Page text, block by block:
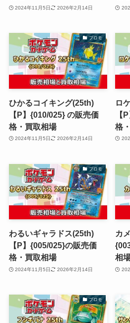
2024年11月5日 2026年2月14日
プロモ
ひかるコイキング(25th)
【P】{010/025} の販売価
格・買取相場
2024年11月5日 2026年2月14日
ロ
【
格
プロモ
わるいギャラドス(25th)
【P】{005/025}の販売価
格・買取相場
2024年11月5日 2026年2月14日
カ
相
プロモ